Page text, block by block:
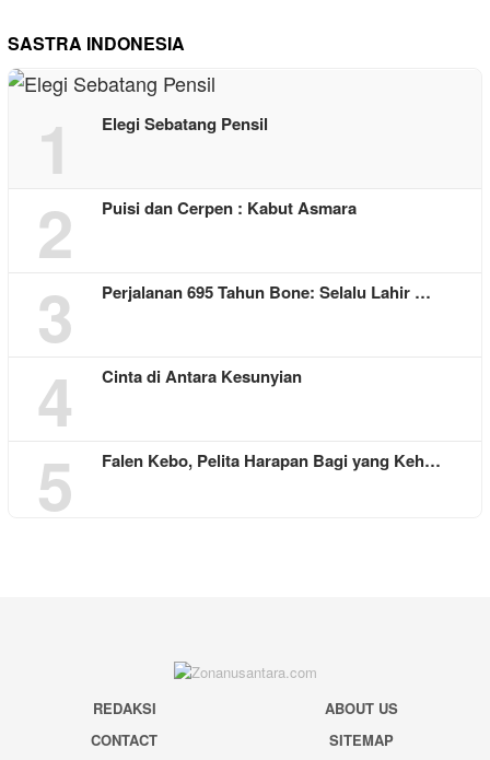
SASTRA INDONESIA
1 Elegi Sebatang Pensil
2 Puisi dan Cerpen : Kabut Asmara
3 Perjalanan 695 Tahun Bone: Selalu Lahir …
4 Cinta di Antara Kesunyian
5 Falen Kebo, Pelita Harapan Bagi yang Keh…
REDAKSI
ABOUT US
CONTACT
SITEMAP